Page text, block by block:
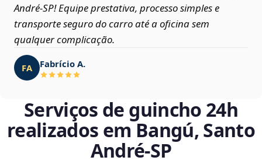
André‑SP! Equipe prestativa, processo simples e
transporte seguro do carro até a oficina sem
qualquer complicação.
FA Fabrício A.
Serviços de guincho 24h
realizados em Bangú, Santo
André‑SP